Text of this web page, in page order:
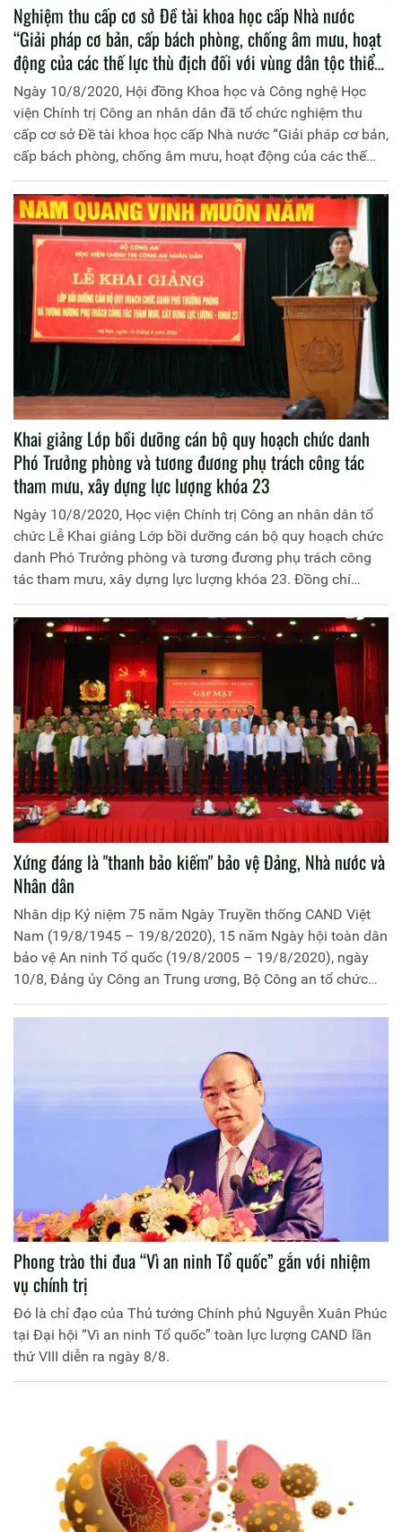
Nghiệm thu cấp cơ sở Đề tài khoa học cấp Nhà nước
“Giải pháp cơ bản, cấp bách phòng, chống âm mưu, hoạt
động của các thế lực thù địch đối với vùng dân tộc thiểu
số và miền núi nước ta hiện nay”
Ngày 10/8/2020, Hội đồng Khoa học và Công nghệ Học
viện Chính trị Công an nhân dân đã tổ chức nghiệm thu
cấp cơ sở Đề tài khoa học cấp Nhà nước “Giải pháp cơ bản,
cấp bách phòng, chống âm mưu, hoạt động của các thế
lực thù địch đối với vùng dân tộc thiểu số và miền núi nước
ta hiện nay”, mã số CTDT.48.18/16-20 do Học viện Chính
trị Công an nhân dân chủ trì và đồng chí Thiếu tướng, PGS.
TS Trần Xuân Dung, nguyên Phó Giám đốc Học viện Chính
trị Công an nhân dân làm Chủ nhiệm. Đồng chí Trung
tướng, PGS.TS Trần Vi Dân, Giám đốc Học viện Chính trị
Công an nhân dân làm Chủ tịch Hội đồng.
Khai giảng Lớp bồi dưỡng cán bộ quy hoạch chức danh
Phó Trưởng phòng và tương đương phụ trách công tác
tham mưu, xây dựng lực lượng khóa 23
Ngày 10/8/2020, Học viện Chính trị Công an nhân dân tổ
chức Lễ Khai giảng Lớp bồi dưỡng cán bộ quy hoạch chức
danh Phó Trưởng phòng và tương đương phụ trách công
tác tham mưu, xây dựng lực lượng khóa 23. Đồng chí
Trung tướng, PGS.TS Trần Vi Dân, Giám đốc Học viện
Chính trị Công an nhân dân chủ trì buổi Lễ
Xứng đáng là "thanh bảo kiếm" bảo vệ Đảng, Nhà nước và
Nhân dân
Nhân dịp Kỷ niệm 75 năm Ngày Truyền thống CAND Việt
Nam (19/8/1945 – 19/8/2020), 15 năm Ngày hội toàn dân
bảo vệ An ninh Tổ quốc (19/8/2005 – 19/8/2020), ngày
10/8, Đảng ủy Công an Trung ương, Bộ Công an tổ chức
gặp mặt các đồng chí lãnh đạo cấp cao trưởng thành từ
lực lượng CAND.
Phong trào thi đua “Vì an ninh Tổ quốc” gắn với nhiệm
vụ chính trị
Đó là chỉ đạo của Thủ tướng Chính phủ Nguyễn Xuân Phúc
tại Đại hội “Vì an ninh Tổ quốc” toàn lực lượng CAND lần
thứ VIII diễn ra ngày 8/8.